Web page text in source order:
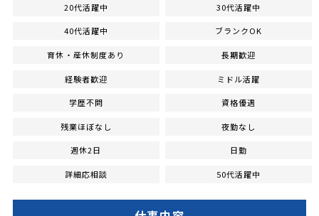
20代活躍中 30代活躍中
40代活躍中 ブランクOK
育休・産休制度あり 長期歓迎
経験者歓迎 ミドル活躍
学歴不問 資格優遇
残業ほぼなし 夜勤なし
週休2日 日勤
詳細応相談 50代活躍中